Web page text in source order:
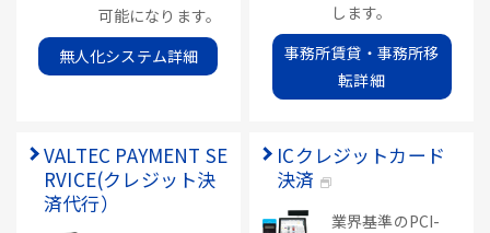
可能になります。
無人化システム詳細
します。
事務所賃貸・事務所移
転詳細
VALTEC PAYMENT SE
RVICE(クレジット決
済代行）
ICクレジットカード
決済
業界基準のPCI-